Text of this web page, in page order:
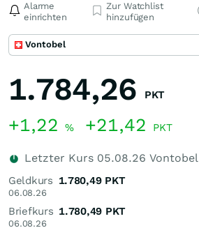
Alarme
einrichten
Zur Watchlist
hinzufügen
Vontobel
1.784,26 PKT
+1,22 % +21,42 PKT
Letzter Kurs 05.08.26 Vontobel
Geldkurs
06.08.26
1.780,49 PKT
Briefkurs
06.08.26
1.780,49 PKT